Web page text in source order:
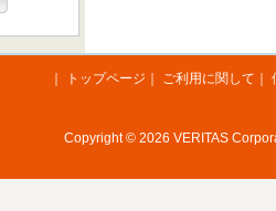
｜ トップページ ｜ ご利用に関して ｜
Copyright © 2026 VERITAS